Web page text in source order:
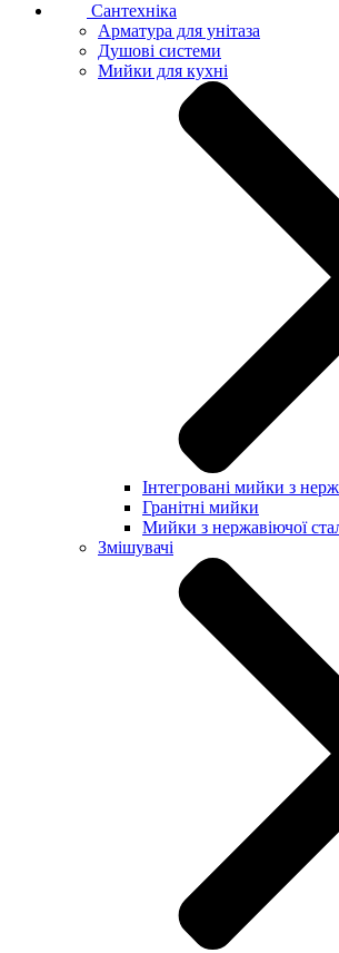
Сантехніка
Арматура для унітаза
Душові системи
Мийки для кухні
Інтегровані мийки з
Гранітні мийки
Мийки з нержавіючої
Змішувачі